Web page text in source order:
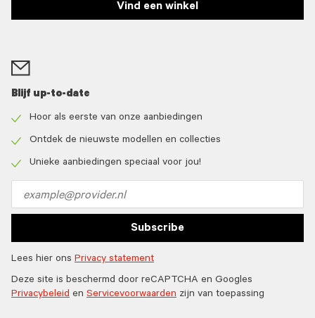
Vind een winkel
Blijf up-to-date
icon
Hoor als eerste van onze aanbiedingen
icon
Ontdek de nieuwste modellen en collecties
Unieke aanbiedingen speciaal voor jou!
address
Subscribe
Lees hier ons Privacy statement
Deze site is beschermd door reCAPTCHA en Googles
Privacybeleid en Servicevoorwaarden zijn van toepassing